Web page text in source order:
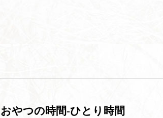
おやつの時間-ひとり時間